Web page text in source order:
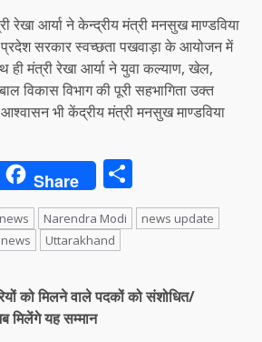
रेखा आर्या ने केन्द्रीय मंत्री मनसुख माण्डविया
सरकार स्वच्छता पखवाड़ा के आयोजन में
ही मंत्री रेखा आर्या ने युवा कल्याण, खेल,
विकास विभाग की पूरी सहभागिता उक्त
भी केंद्रीय मंत्री मनसुख माण्डविया
Share
Narendra Modi
news update
Uttarakhand
को मिलने वाले पदकों को संशोधित/
मिलेंगे यह सम्मान